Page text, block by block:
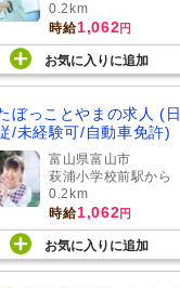
0.2km
時給1,062円
お気に入り に追加
ぼっことやまの求人 (日
/未経験可/自動車免許)
富山県富山市
萩浦小学校前駅から
0.2km
時給1,062円
お気に入り に追加